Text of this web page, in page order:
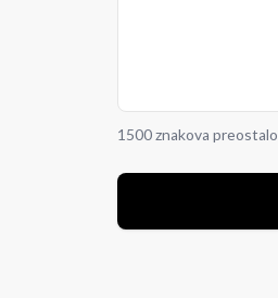
1500 znakova preostalo